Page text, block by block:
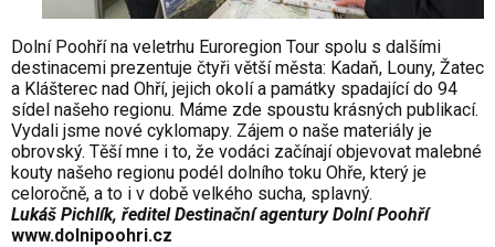
Dolní Poohří na veletrhu Euroregion Tour spolu s dalšími
destinacemi prezentuje čtyři větší města: Kadaň, Louny, Žatec
a Klášterec nad Ohří, jejich okolí a památky spadající do 94
sídel našeho regionu. Máme zde spoustu krásných publikací.
Vydali jsme nové cyklomapy. Zájem o naše materiály je
obrovský. Těší mne i to, že vodáci začínají objevovat malebné
kouty našeho regionu podél dolního toku Ohře, který je
celoročně, a to i v době velkého sucha, splavný.
Lukáš Pichlík, ředitel Destinační agentury Dolní Poohří
www.dolnipoohri.cz